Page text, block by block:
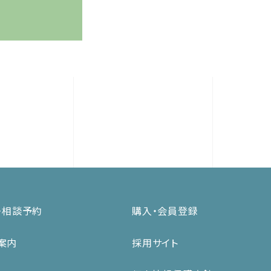
相談予約
内
購入・会員登録
採用サイト